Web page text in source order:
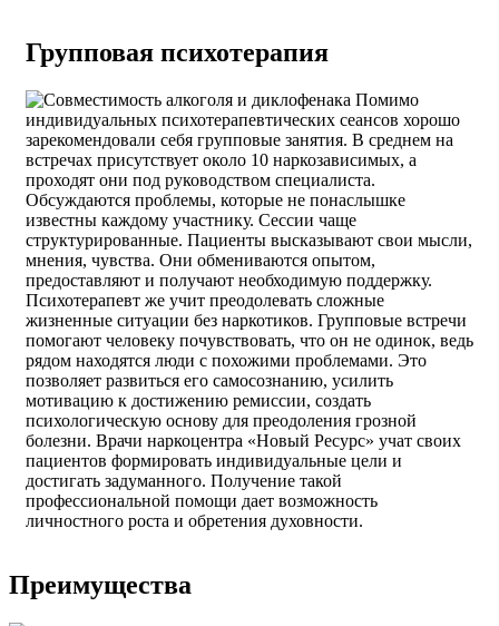
Групповая психотерапия
Помимо
индивидуальных психотерапевтических сеансов хорошо
зарекомендовали себя групповые занятия. В среднем на
встречах присутствует около 10 наркозависимых, а
проходят они под руководством специалиста.
Обсуждаются проблемы, которые не понаслышке
известны каждому участнику. Сессии чаще
структурированные. Пациенты высказывают свои мысли,
мнения, чувства. Они обмениваются опытом,
предоставляют и получают необходимую поддержку.
Психотерапевт же учит преодолевать сложные
жизненные ситуации без наркотиков. Групповые встречи
помогают человеку почувствовать, что он не одинок, ведь
рядом находятся люди с похожими проблемами. Это
позволяет развиться его самосознанию, усилить
мотивацию к достижению ремиссии, создать
психологическую основу для преодоления грозной
болезни. Врачи наркоцентра «Новый Ресурс» учат своих
пациентов формировать индивидуальные цели и
достигать задуманного. Получение такой
профессиональной помощи дает возможность
личностного роста и обретения духовности.
Преимущества